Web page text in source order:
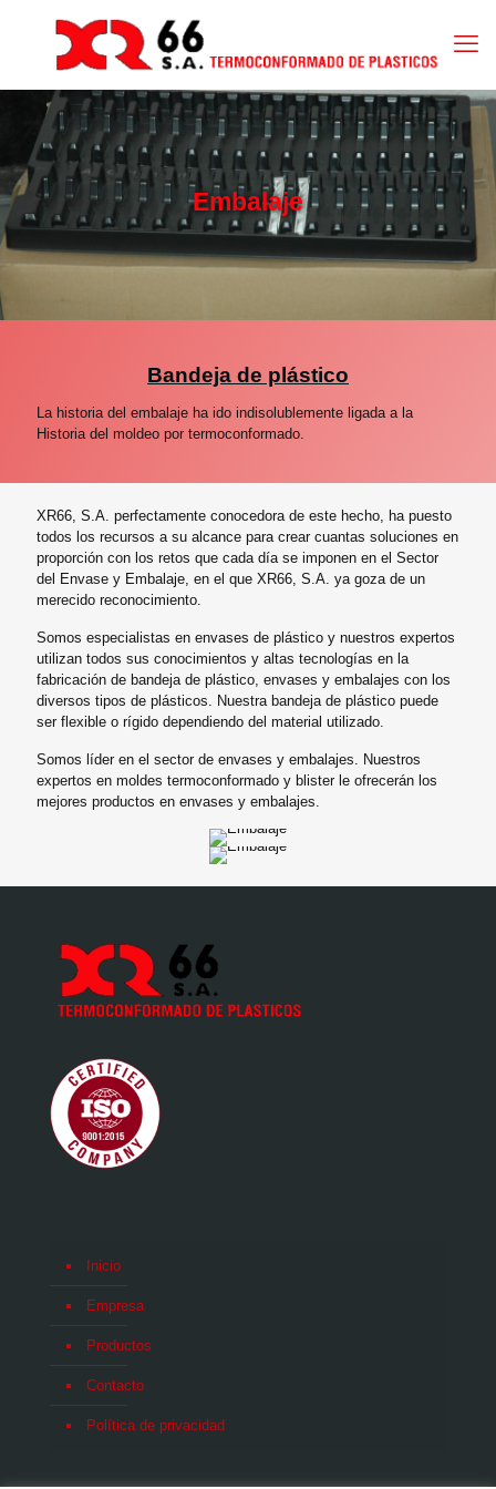
Embalaje
Bandeja de plástico
La historia del embalaje ha ido indisolublemente ligada a la
Historia del moldeo por termoconformado.
XR66, S.A. perfectamente conocedora de este hecho, ha puesto
todos los recursos a su alcance para crear cuantas soluciones en
proporción con los retos que cada día se imponen en el Sector
del Envase y Embalaje, en el que XR66, S.A. ya goza de un
merecido reconocimiento.
Somos especialistas en envases de plástico y nuestros expertos
utilizan todos sus conocimientos y altas tecnologías en la
fabricación de bandeja de plástico, envases y embalajes con los
diversos tipos de plásticos. Nuestra bandeja de plástico puede
ser flexible o rígido dependiendo del material utilizado.
Somos líder en el sector de envases y embalajes. Nuestros
expertos en moldes termoconformado y blister le ofrecerán los
mejores productos en envases y embalajes.
Inicio
Empresa
Productos
Contacto
Política de privacidad